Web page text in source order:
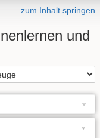
zum Inhalt springen
und